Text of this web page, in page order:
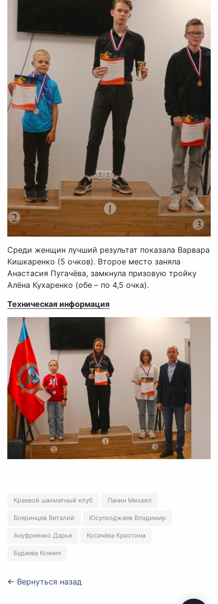
Среди женщин лучший результат показала Варвара
Кишкаренко (5 очков). Второе место заняла
Анастасия Пугачёва, замкнула призовую тройку
Алёна Кухаренко (обе – по 4,5 очка).
Техническая информация
Краевой шахматный клуб Панин Михаил
Бояринцев Виталий Юсупходжаев Владимир
Ануфриенко Дарья Косачёва Кристина
Будаева Ксения
← Вернуться назад